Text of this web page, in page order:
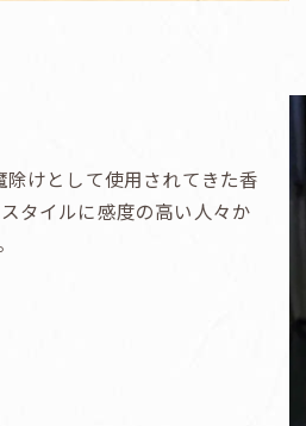
けとして使用されてきた香
タイルに感度の高い人々か